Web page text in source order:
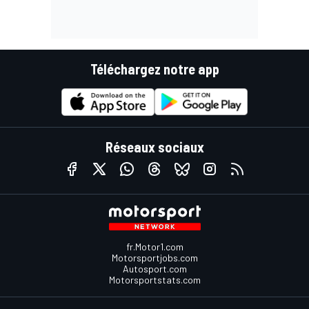
Téléchargez notre app
Réseaux sociaux
fr.Motor1.com
Motorsportjobs.com
Autosport.com
Motorsportstats.com